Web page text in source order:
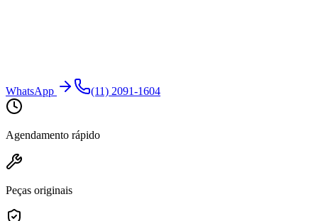
WhatsApp (11) 2091-1604
Agendamento rápido
Peças originais